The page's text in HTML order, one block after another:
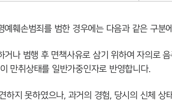
훼손범죄를 범한 경우에는 다음과 같은 구분
나 범행 후 면책사유로 삼기 위하여 자의로
만취상태를 일반가중인자로 반영합니다.
지 못하였으나, 과거의 경험, 당시의 신체